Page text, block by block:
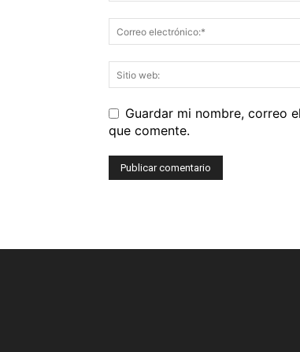
Guardar mi nombre, correo
que comente.